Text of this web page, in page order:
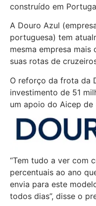
construído em
A Douro Azul
portuguesa) tem
mesma empresa
suas rotas de
O reforço da frota da
investimento de 51
um apoio do Aicep de
“Tem tudo a ver com
percentuais ao ano
envia para este
todos dias”, disse o